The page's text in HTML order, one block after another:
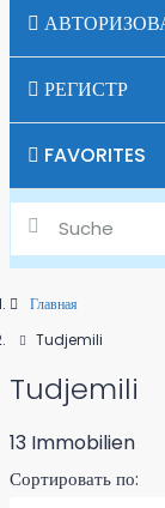
ВВОЗ
МЫ
РЕГИСТР
FAVORITES
Главная
Tudjemili
Tudjemili
13 Immobilien
Сортировать по: